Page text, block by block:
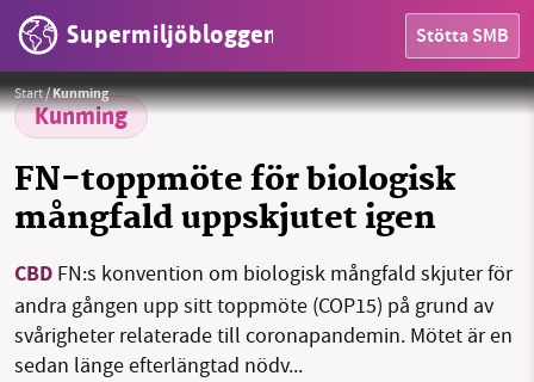
Supermiljöbloggen Stötta SMB
OMRÅDEN
MILJÖFAKTA
OM OSS
Sök Sparade inlägg Tipsa oss
Start/Kunming
Kunming
FN-toppmöte för biologisk
mångfald uppskjutet igen
CBD FN:s konvention om biologisk mångfald skjuter för
andra gången upp sitt toppmöte (COP15) på grund av
svårigheter relaterade till coronapandemin. Mötet är en
sedan länge efterlängtad nödv...
Foto:Pixabay